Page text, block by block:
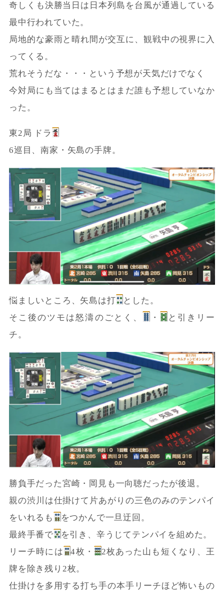
奇しくも決勝当日は日本列島を台風が通過している
最中行われていた。
局地的な豪雨と晴れ間が交互に、観戦中の視界に入
ってくる。
荒れそうだな・・・という予想が天気だけでなく
今対局にも当てはまるとはまだ誰も予想していなか
った。
東2局 ドラ
6巡目、南家・矢島の手牌。
悩ましいところ、矢島は打
とした。
そこ後のツモは怒濤のごとく、
・
と引きリー
チ。
勝負手だった宮崎・岡見も一向聴だったが後退。
親の渋川は仕掛けて片あがりの三色のみのテンパイ
をいれるも
をつかんで一旦迂回。
最終手番で
を引き、辛うじてテンパイを組めた。
リーチ時には
4枚・
2枚あった山も短くなり、王
牌を除き残り2枚。
仕掛けを多用する打ち手の本手リーチほど怖いもの